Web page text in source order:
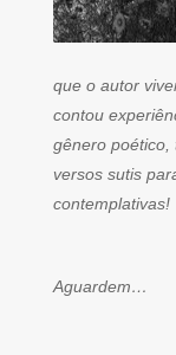
que o autor
contou
gênero poético,
versos sutis
contemplativas!
Aguardem…